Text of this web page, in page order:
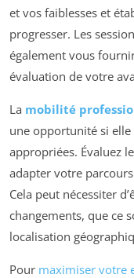
et vos faiblesses et
progresser. Les
également vous
évaluation de votre
La mobilité
une opportunité si elle
appropriées. Évaluez
adapter votre
Cela peut nécessiter
changements, que ce
localisation
Pour maximiser votre